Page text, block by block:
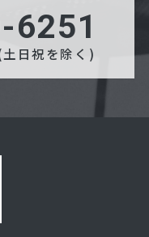
6251
日祝を除く)